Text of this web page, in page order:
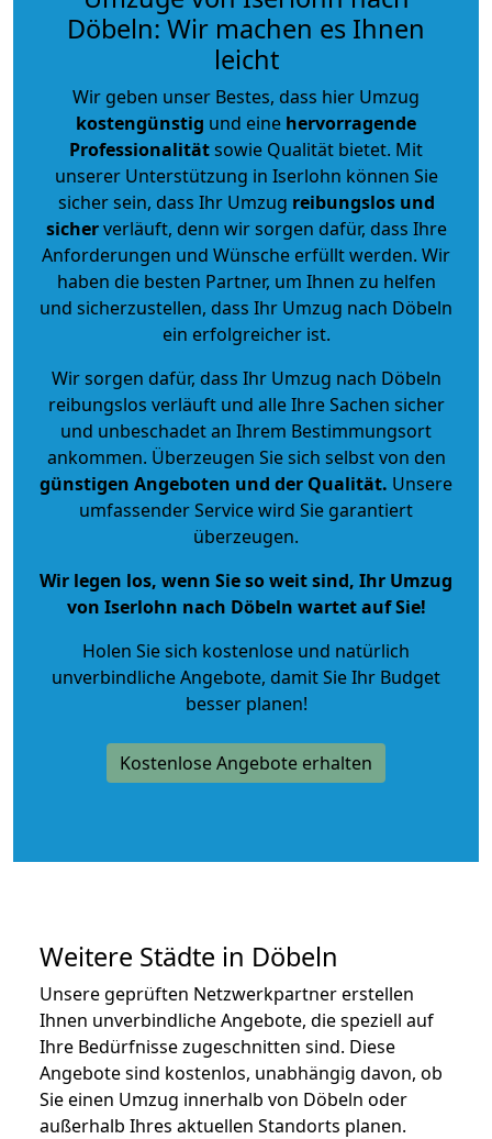
Döbeln: Wir machen es Ihnen
leicht
Wir geben unser Bestes, dass hier Umzug
kostengünstig und eine hervorragende
Professionalitätsowie Qualität bietet. Mit
unserer Unterstützung in Iserlohn können Sie
sicher sein, dass Ihr Umzug reibungslos und
sicherverläuft, denn wir sorgen dafür, dass Ihre
Anforderungen und Wünsche erfüllt werden. Wir
haben die besten Partner, um Ihnen zu helfen
und sicherzustellen, dass Ihr Umzug nach Döbeln
ein erfolgreicher ist.
Wir sorgen dafür, dass Ihr Umzug nach Döbeln
reibungslos verläuft und alle Ihre Sachen sicher
und unbeschadet an Ihrem Bestimmungsort
ankommen. Überzeugen Sie sich selbst von den
günstigen Angeboten und der Qualität. Unsere
umfassender Service wird Sie garantiert
überzeugen.
Wir legen los, wenn Sie so weit sind, Ihr Umzug
von Iserlohn nach Döbeln wartet auf Sie!
Holen Sie sich kostenlose und natürlich
unverbindliche Angebote, damit Sie Ihr Budget
besser planen!
Kostenlose Angebote erhalten
Weitere Städte in Döbeln
Unsere geprüften Netzwerkpartner erstellen
Ihnen unverbindliche Angebote, die speziell auf
Ihre Bedürfnisse zugeschnitten sind. Diese
Angebote sind kostenlos, unabhängig davon, ob
Sie einen Umzug innerhalb von Döbeln oder
außerhalb Ihres aktuellen Standorts planen.